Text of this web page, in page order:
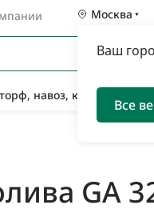
Москва
Ваш
Все
навоз, компост
GA